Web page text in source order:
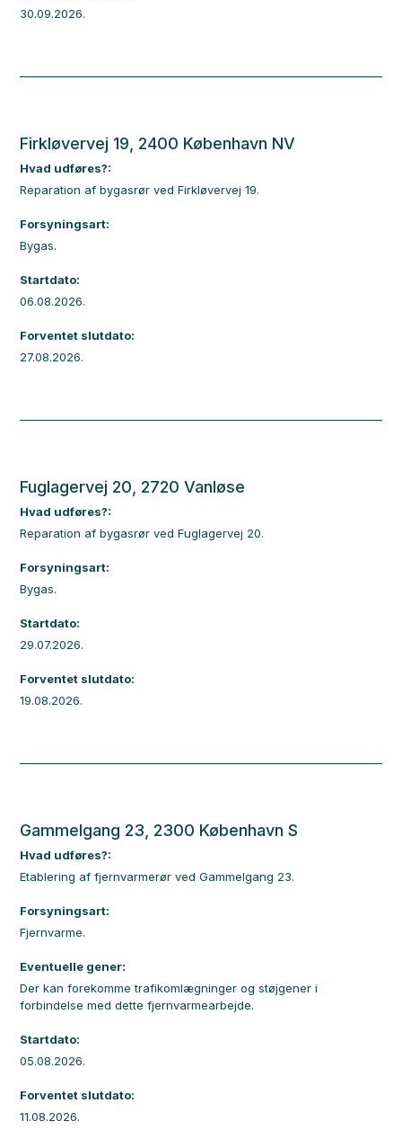
30.09.2026.
Firkløvervej 19, 2400 København NV
Hvad udføres?:
Reparation af bygasrør ved Firkløvervej 19.
Forsyningsart:
Bygas.
Startdato:
06.08.2026.
Forventet slutdato:
27.08.2026.
Fuglagervej 20, 2720 Vanløse
Hvad udføres?:
Reparation af bygasrør ved Fuglagervej 20.
Forsyningsart:
Bygas.
Startdato:
29.07.2026.
Forventet slutdato:
19.08.2026.
Gammelgang 23, 2300 København S
Hvad udføres?:
Etablering af fjernvarmerør ved Gammelgang 23.
Forsyningsart:
Fjernvarme.
Eventuelle gener:
Der kan forekomme trafikomlægninger og støjgener i
forbindelse med dette fjernvarmearbejde.
Startdato:
05.08.2026.
Forventet slutdato:
11.08.2026.